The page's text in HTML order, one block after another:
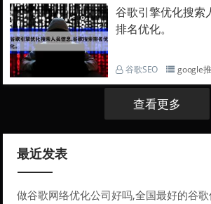
谷歌引擎优化搜索
排名优化。
谷歌SEO google
查看更多
最近发表
做谷歌网络优化公司好吗,全国最好的谷歌